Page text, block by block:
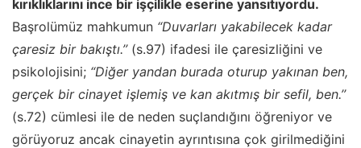
kırıklıklarını ince bir işçilikle eserine yansıtıyordu.
Başrolümüz mahkumun “Duvarları yakabilecek kadar
çaresiz bir bakıştı.’’(s.97) ifadesi ile çaresizliğini ve
psikolojisini; “Diğer yandan burada oturup yakınan ben,
gerçek bir cinayet işlemiş ve kan akıtmış bir sefil, ben.’’
(s.72) cümlesi ile de neden suçlandığını öğreniyor ve
görüyoruz ancak cinayetin ayrıntısına çok girilmediğini